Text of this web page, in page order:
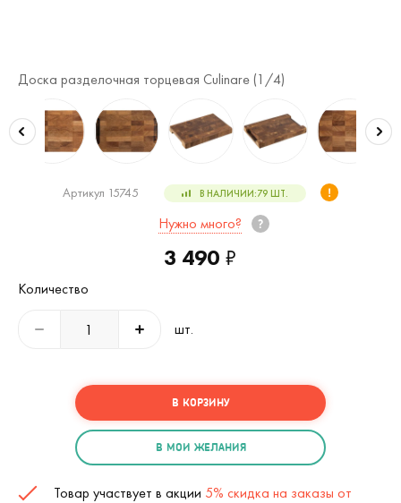
Доска разделочная торцевая Culinare (1 /4)
Артикул 15745 В НАЛИЧИИ:79 ШТ.
Нужно много?
3 490 ₽
Количество
шт.
В КОРЗИНУ
В МОИ ЖЕЛАНИЯ
Товар участвует в акции 5% скидка на заказы от